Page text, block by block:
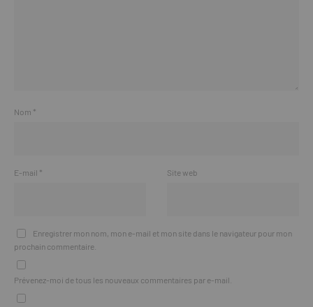
Nom *
E-mail * Site web
Enregistrer mon nom, mon e-mail et mon site dans le navigateur pour mon
prochain commentaire.
Prévenez-moi de tous les nouveaux commentaires par e-mail.